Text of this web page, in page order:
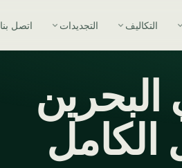
التكاليف التجديدات اتصل بنا
الكامل